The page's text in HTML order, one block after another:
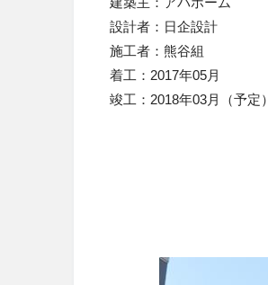
設計者：日企設計
施工者：熊谷組
着工：2017年05月
竣工：2018年03月（予定）